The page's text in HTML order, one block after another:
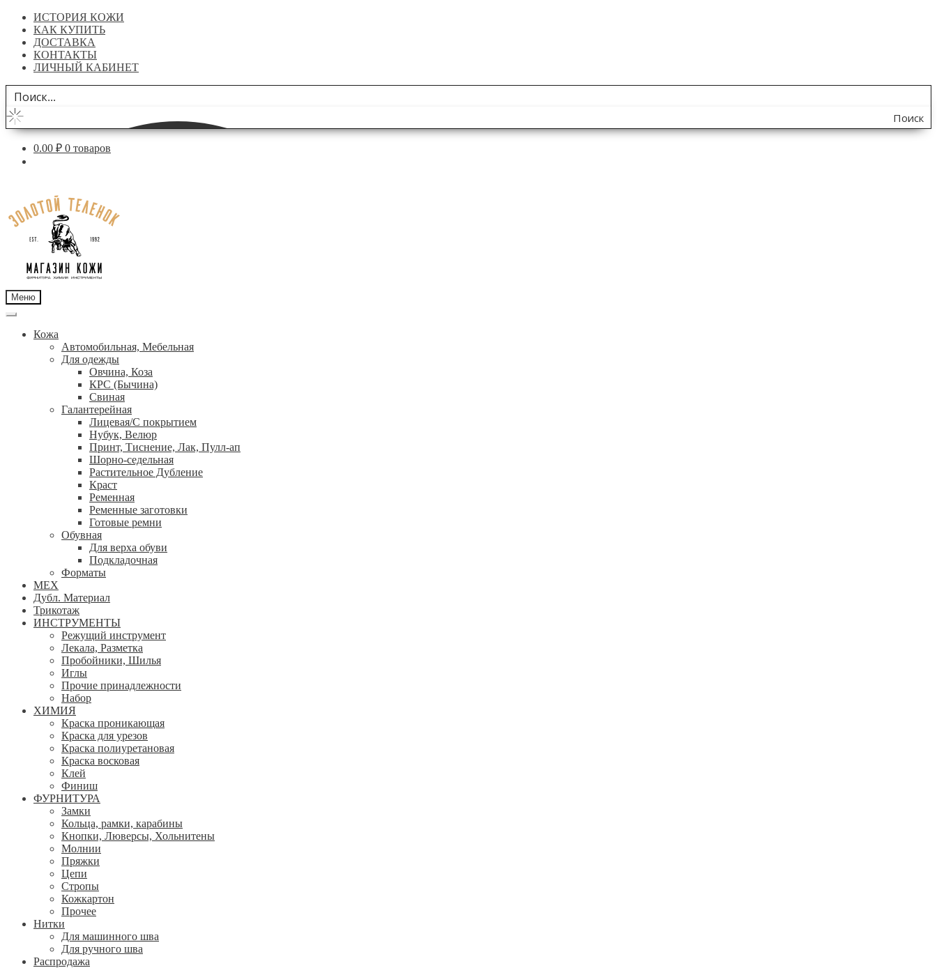
ИСТОРИЯ КОЖИ
КАК КУПИТЬ
ДОСТАВКА
КОНТАКТЫ
ЛИЧНЫЙ КАБИНЕТ
Поиск
по
0.00 ₽ 0 товаров
навигации
содержимому
Меню
Кожа
Автомобильная, Мебельная
Для одежды
Овчина, Коза
КРС (Бычина)
Свиная
Галантерейная
Лицевая/С покрытием
Нубук, Велюр
Принт, Тиснение, Лак, Пулл-ап
Шорно-седельная
Растительное Дубление
Краст
Ременная
Ременные заготовки
Готовые ремни
Обувная
Для верха обуви
Подкладочная
Форматы
МЕХ
Дубл. Материал
Трикотаж
ИНСТРУМЕНТЫ
Режущий инструмент
Лекала, Разметка
Пробойники, Шилья
Иглы
Прочие принадлежности
Набор
ХИМИЯ
Краска проникающая
Краска для урезов
Краска полиуретановая
Краска восковая
Клей
Финиш
ФУРНИТУРА
Замки
Кольца, рамки, карабины
Кнопки, Люверсы, Хольнитены
Молнии
Пряжки
Цепи
Стропы
Кожкартон
Прочее
Нитки
Для машинного шва
Для ручного шва
Распродажа